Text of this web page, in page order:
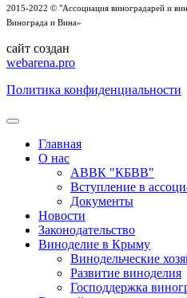
2015-2022 © "Ассоциация виноградарей и
Винограда и Вина»
сайт создан
webarena.pro
Политика конфиденциальности
Главная
О нас
АВВК "КБВВ"
Вступление в
Документы
Новости
Законодательство
Виноделие в Крыму
Винодельческие
Развитие виноделия
Господдержка